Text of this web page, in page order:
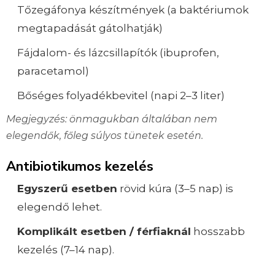
Tőzegáfonya készítmények (a baktériumok
megtapadását gátolhatják)
Fájdalom- és lázcsillapítók (ibuprofen,
paracetamol)
Bőséges folyadékbevitel (napi 2–3 liter)
Megjegyzés: önmagukban általában nem
elegendők, főleg súlyos tünetek esetén.
Antibiotikumos kezelés
Egyszerű esetben rövid kúra (3–5 nap) is
elegendő lehet.
Komplikált esetben / férfiaknál hosszabb
kezelés (7–14 nap).